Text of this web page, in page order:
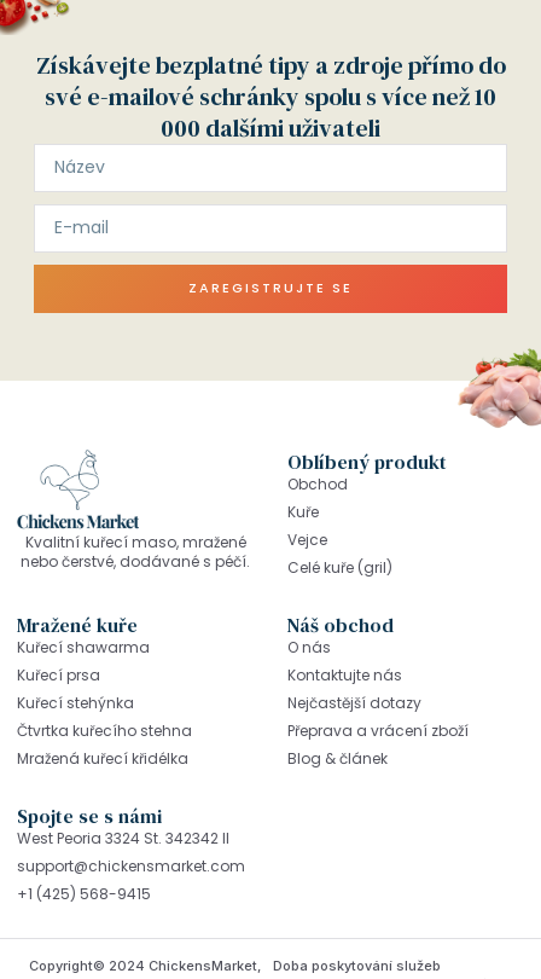
Získávejte bezplatné tipy a zdroje přímo do
své e-mailové schránky spolu s více než 10
000 dalšími uživateli
ZAREGISTRUJTE SE
Kvalitní kuřecí maso, mražené
nebo čerstvé, dodávané s péčí.
Oblíbený produkt
Obchod
Kuře
Vejce
Celé kuře (gril)
Mražené kuře
Kuřecí shawarma
Kuřecí prsa
Kuřecí stehýnka
Čtvrtka kuřecího stehna
Mražená kuřecí křidélka
Náš obchod
O nás
Kontaktujte nás
Nejčastější dotazy
Přeprava a vrácení zboží
Blog & článek
Spojte se s námi
West Peoria 3324 St. 342342 Il
support@chickensmarket.com
+1 (425) 568-9415
Copyright© 2024 ChickensMarket,
Doba poskytování služeb